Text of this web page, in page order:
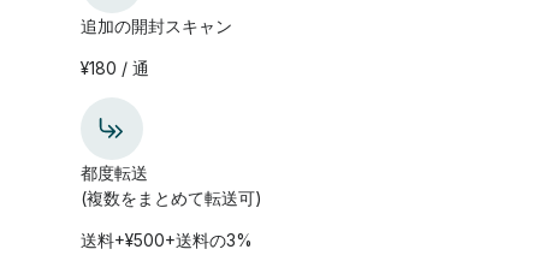
追加の開封スキャン
¥180 / 通
都度転送
(複数をまとめて転送可)
送料+¥500+送料の3%